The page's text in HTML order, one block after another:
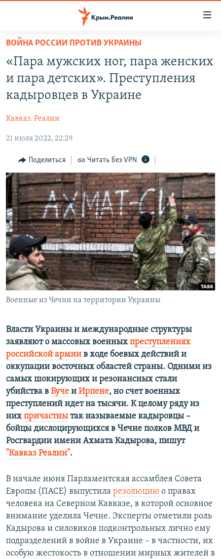
Вернуться
основному
содержанию
Вернутся
главной
Вернутся
поиску
СПЕЦПРОЕКТЫ
ЕЩЕ
ИНТЕРАКТИВ
ИНФОГРАФИКА
ТЕЛЕПРОЕКТ КРЫМ.РЕАЛИИ
СОВЕТЫ ПРАВОЗАЩИТНИКОВ
ПРОПАВШИЕ БЕЗ ВЕСТИ
ПОБЕДИТЕЛЕЙ НЕ СУДЯТ?
КРЫМ.НЕПОКОРЕННЫЙ
ELIFBE
УКРАИНСКАЯ ПРОБЛЕМА КРЫМА
РАДІО СВОБОДА
КАК ОБОЙТИ БЛОКИРОВКУ
Українською
Qırımtatar
ПРИСОЕДИНЯЙТЕСЬ!
Все сайты RFE/RL
ВОЙНА РОССИИ ПРОТИВ УКРАИНЫ
«Пара мужских ног, пара женских
и пара детских». Преступления
кадыровцев в Украине
Кавказ. Реалии
21 июля 2022, 22:29
Поделиться Читать без VPN
Военные из Чечни на территории Украины
Власти Украины и международные структуры
заявляют о массовых военных преступлениях
российской армии в ходе боевых действий и
оккупации восточных областей страны. Одними из
самых шокирующих и резонансных стали
убийства в Буче и Ирпене, но счет военных
преступлений идет на тысячи. К целому ряду из
них причастны так называемые кадыровцы –
бойцы дислоцирующихся в Чечне полков МВД и
Росгвардии имени Ахмата Кадырова, пишут
"Кавказ Реалии".
В начале июня Парламентская ассамблея Совета
Европы (ПАСЕ) выпустила резолюцию о правах
человека на Северном Кавказе, в которой основное
внимание уделила Чечне. Эксперты отметили роль
Кадырова и силовиков подконтрольных лично ему
подразделений в войне в Украине – в частности, их
особую жестокость в отношении мирных жителей в